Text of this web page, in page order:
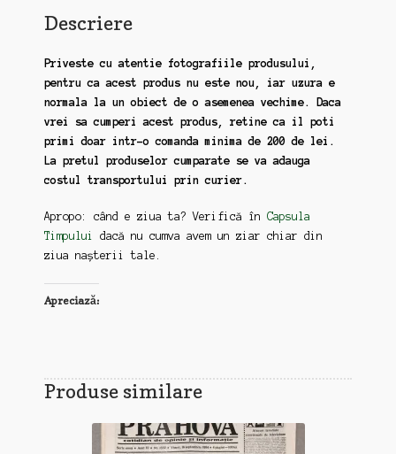
Descriere
Priveste cu atentie fotografiile produsului,
pentru ca acest produs nu este nou, iar uzura e
normala la un obiect de o asemenea vechime. Daca
vrei sa cumperi acest produs, retine ca il poti
primi doar intr-o comanda minima de 200 de lei.
La pretul produselor cumparate se va adauga
costul transportului prin curier.
Apropo: când e ziua ta? Verifică în Capsula
Timpului
dacă nu cumva avem un ziar chiar din
ziua nașterii tale.
Apreciază:
Produse similare